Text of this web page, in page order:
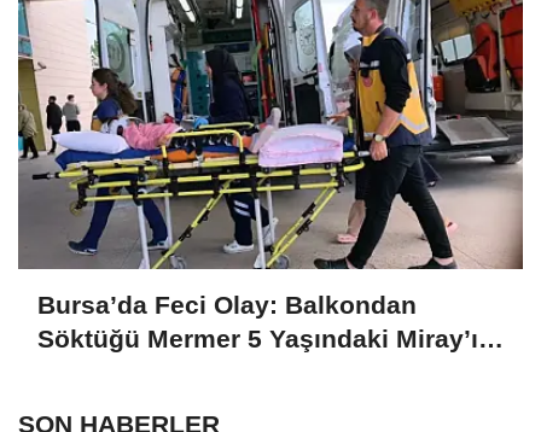
Bursa’da Feci Olay: Balkondan
Söktüğü Mermer 5 Yaşındaki Miray’ın
SON HABERLER